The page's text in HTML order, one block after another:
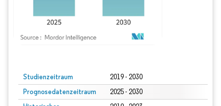
Studienzeitraum 2019 - 2030
Prognosedatenzeitraum 2025 - 2030